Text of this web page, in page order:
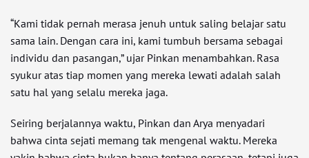
“Kami tidak pernah merasa jenuh untuk saling belajar satu
sama lain. Dengan cara ini, kami tumbuh bersama sebagai
individu dan pasangan,” ujar Pinkan menambahkan. Rasa
syukur atas tiap momen yang mereka lewati adalah salah
satu hal yang selalu mereka jaga.
Seiring berjalannya waktu, Pinkan dan Arya menyadari
bahwa cinta sejati memang tak mengenal waktu. Mereka